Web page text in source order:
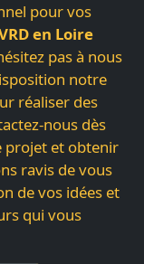
pour vos
en Loire
pas à nous
notre
réaliser des
nous dès
projet et obtenir
ravis de vous
de vos idées et
qui vous